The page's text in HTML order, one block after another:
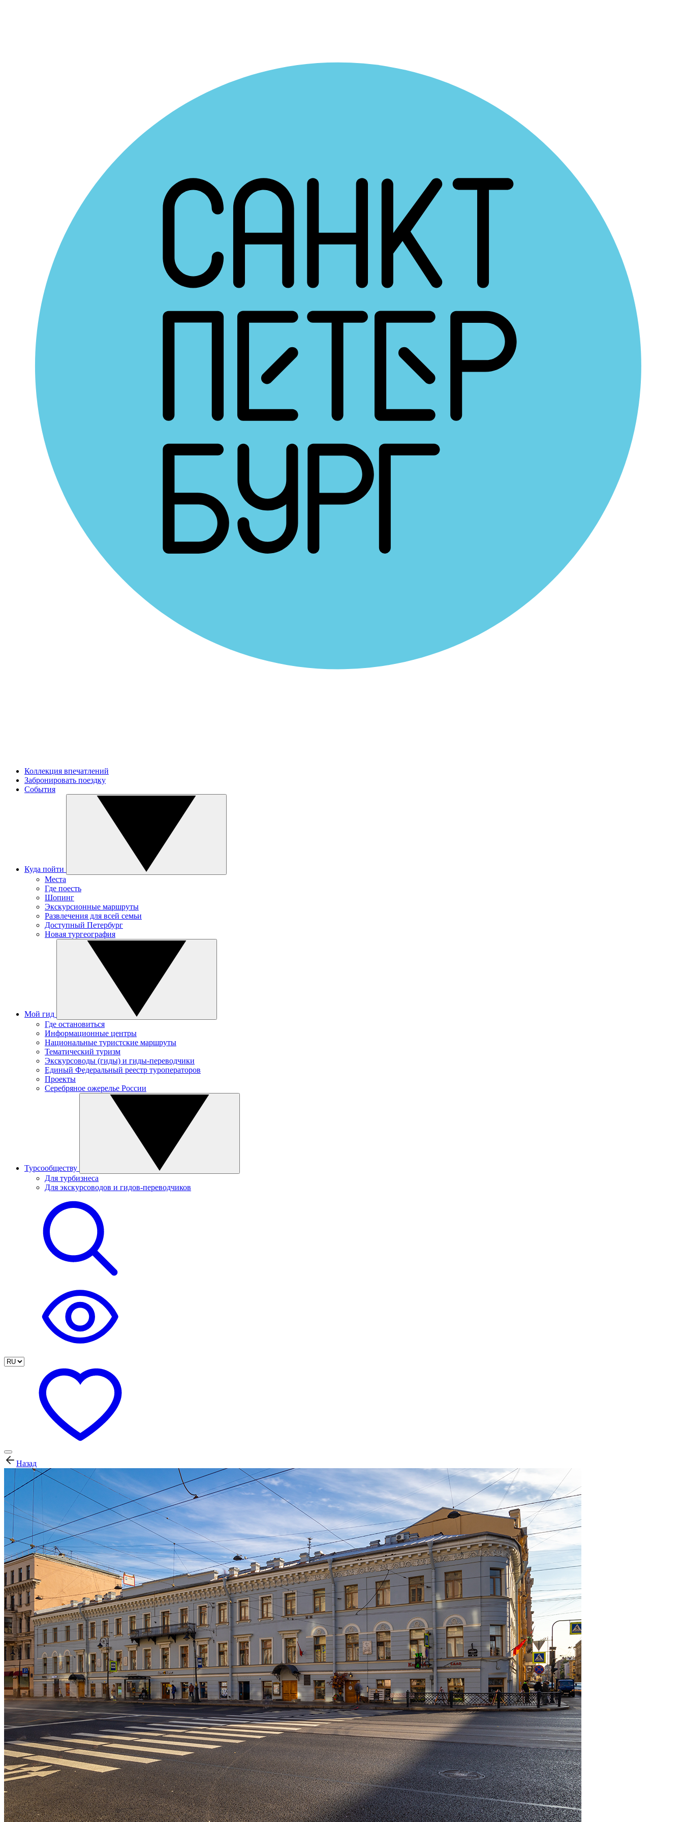
Коллекция впечатлений
Забронировать поездку
События
Куда пойти
Места
Где поесть
Шопинг
Экскурсионные маршруты
Развлечения для всей семьи
Доступный Петербург
Новая тургеография
Мой гид
Где остановиться
Информационные центры
Национальные туристские маршруты
Тематический туризм
Экскурсоводы (гиды) и гиды-переводчики
Единый Федеральный реестр туроператоров
Проекты
Серебряное ожерелье России
Турсообществу
Для турбизнеса
Для экскурсоводов и гидов-переводчиков
Назад